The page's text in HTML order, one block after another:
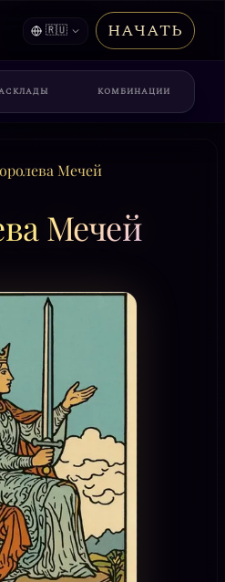
🇷🇺 НАЧАТЬ
КОМБИНАЦИИ
Мечей
Мечей